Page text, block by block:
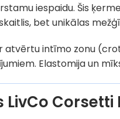
iespaidu. Šis
bet unikālas
atvērtu intīmo zonu
Elastomija un
LivCo